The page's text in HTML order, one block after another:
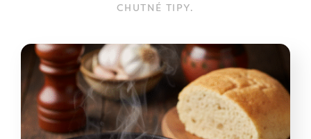
CHUTNÉ TIPY.